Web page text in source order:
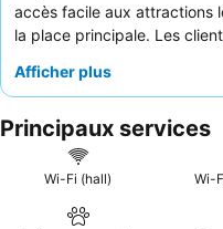
accès facile aux attractions
la place principale. Les
accueillants pour la détente.
lepetit-déjeuner buffetest
locaux copieux, variés et
calme, il est conseillé aux
Afficher plus
Principaux services
Wi-Fi (hall) Wi-